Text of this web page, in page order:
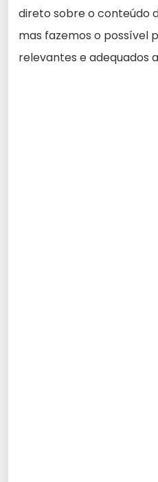
direto sobre o conteúdo
mas fazemos o possível
relevantes e adequados